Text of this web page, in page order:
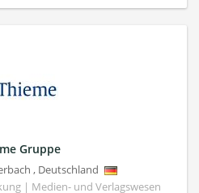
Gruppe
, Deutschland
| Medien- und Verlagswesen